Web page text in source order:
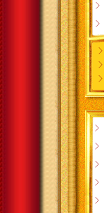
ꁕ
ꁕ
ꁕ
ꁕ
ꁕ
ꁕ
ꁕ
ꁕ
ꁕ
ꁕ